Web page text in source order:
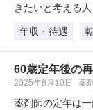
きたいと考える
年収・待遇
60歳定年後の
2025年8月10日 薬
薬剤師の定年は